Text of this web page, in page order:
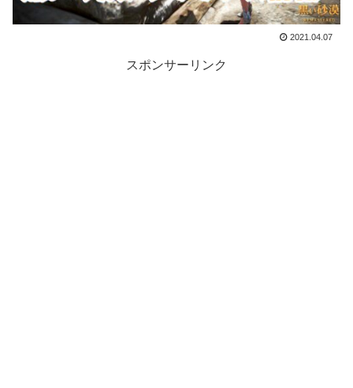
2021.04.07
スポンサーリンク